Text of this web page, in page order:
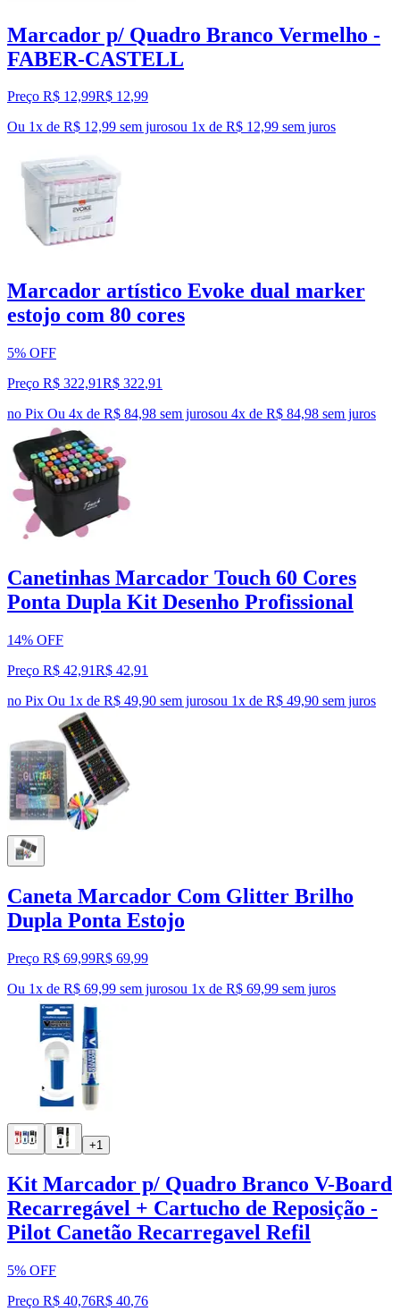
Marcador p/ Quadro Branco Vermelho -
FABER-CASTELL
Preço R$ 12,99R$ 12,99
Ou 1x de R$ 12,99 sem jurosou 1x de R$ 12,99 sem juros
Marcador artístico Evoke dual marker
estojo com 80 cores
5% OFF
Preço R$ 322,91R$ 322,91
no Pix Ou 4x de R$ 84,98 sem jurosou 4x de R$ 84,98 sem juros
Canetinhas Marcador Touch 60 Cores
Ponta Dupla Kit Desenho Profissional
14% OFF
Preço R$ 42,91R$ 42,91
no Pix Ou 1x de R$ 49,90 sem jurosou 1x de R$ 49,90 sem juros
Caneta Marcador Com Glitter Brilho
Dupla Ponta Estojo
Preço R$ 69,99R$ 69,99
Ou 1x de R$ 69,99 sem jurosou 1x de R$ 69,99 sem juros
+1
Kit Marcador p/ Quadro Branco V-Board
Recarregável + Cartucho de Reposição -
Pilot Canetão Recarregavel Refil
5% OFF
Preço R$ 40,76R$ 40,76